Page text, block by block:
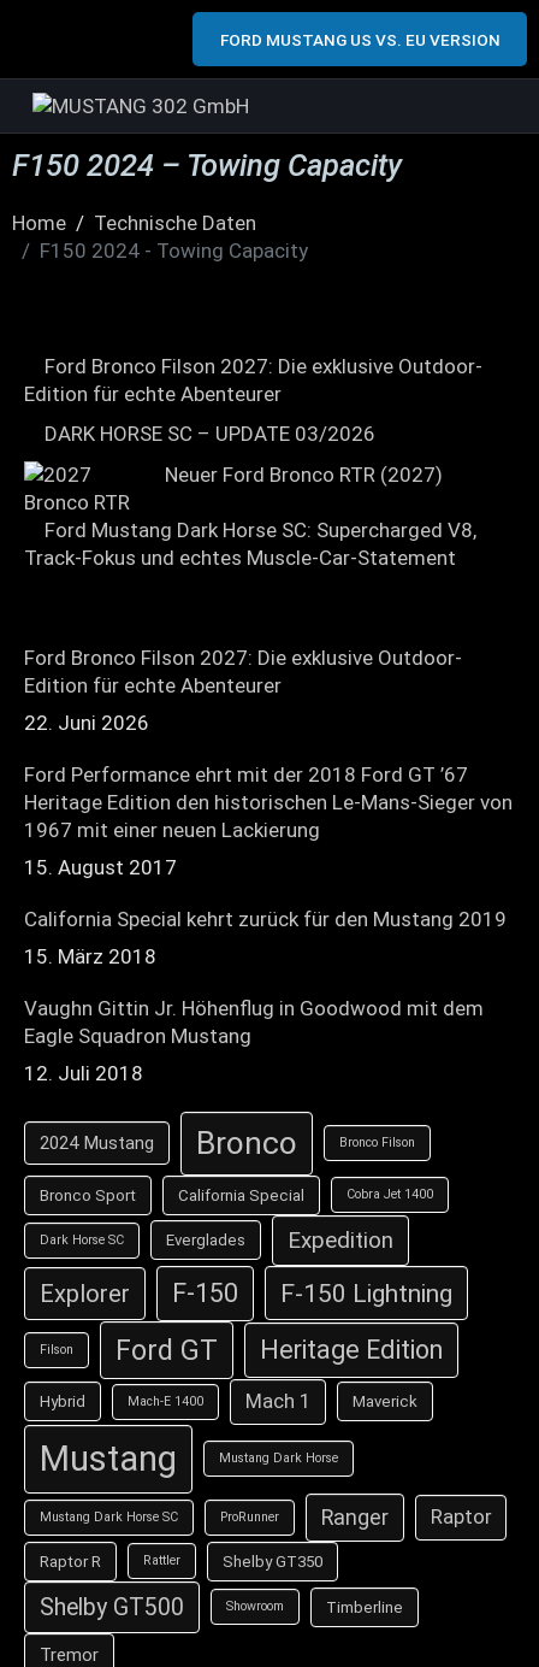
FORD MUSTANG US VS. EU VERSION
F150 2024 – Towing Capacity
Home
Technische Daten
F150 2024 - Towing Capacity
Ford Bronco Filson 2027: Die exklusive Outdoor-
Edition für echte Abenteurer
DARK HORSE SC – UPDATE 03/2026
Neuer Ford Bronco RTR (2027)
Ford Mustang Dark Horse SC: Supercharged V8,
Track-Fokus und echtes Muscle-Car-Statement
Ford Bronco Filson 2027: Die exklusive Outdoor-
Edition für echte Abenteurer
22. Juni 2026
Ford Performance ehrt mit der 2018 Ford GT ’67
Heritage Edition den historischen Le-Mans-Sieger von
1967 mit einer neuen Lackierung
15. August 2017
California Special kehrt zurück für den Mustang 2019
15. März 2018
Vaughn Gittin Jr. Höhenflug in Goodwood mit dem
Eagle Squadron Mustang
12. Juli 2018
2024 Mustang Bronco Bronco Filson
Bronco Sport California Special Cobra Jet 1400
Dark Horse SC Everglades Expedition
Explorer F-150 F-150 Lightning
Filson Ford GT Heritage Edition
Hybrid Mach-E 1400 Mach 1 Maverick
Mustang Mustang Dark Horse
Mustang Dark Horse SC ProRunner Ranger Raptor
Raptor R Rattler Shelby GT350
Shelby GT500 Showroom Timberline
Tremor